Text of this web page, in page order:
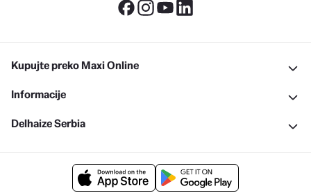
Kupujte preko Maxi Online
Informacije
Delhaize Serbia